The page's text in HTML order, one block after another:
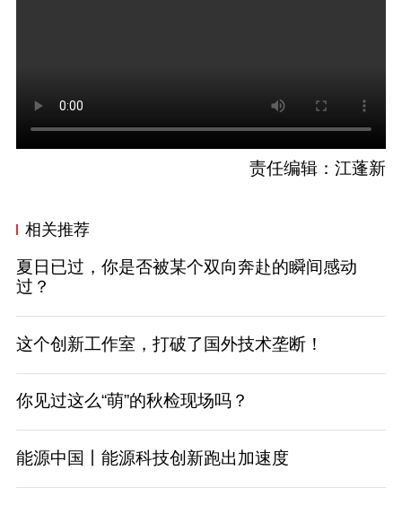
责任编辑：江蓬新
相关推荐
夏日已过，你是否被某个双向奔赴的瞬间感动
过？
这个创新工作室，打破了国外技术垄断！
你见过这么“萌”的秋检现场吗？
能源中国丨能源科技创新跑出加速度